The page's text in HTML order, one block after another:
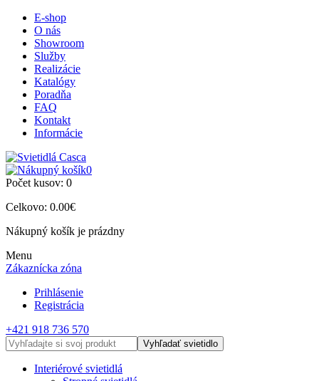
E-shop
O nás
Showroom
Služby
Realizácie
Katalógy
Poradňa
FAQ
Kontakt
Informácie
0
Počet kusov: 0
Celkovo: 0.00€
Nákupný košík je prázdny
Menu
Zákaznícka zóna
Prihlásenie
Registrácia
+421 918 736 570
Vyhľadať svietidlo
Interiérové svietidlá